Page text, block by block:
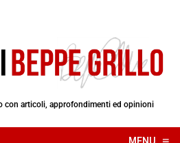
con articoli, approfondimenti ed opinioni